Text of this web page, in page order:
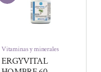
Vitaminas y minerales
ERGYVITAL